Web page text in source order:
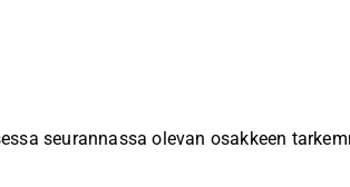
seurannassa olevan osakkeen